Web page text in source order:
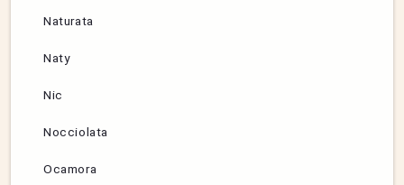
Naturata
Naty
Nic
Nocciolata
Ocamora